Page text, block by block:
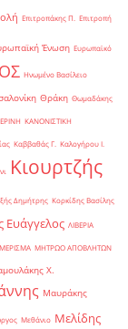
Επιτροπάκης Π. Επιτροπή
Ένωση Ευρωπαϊκό
Ηνωμένο Βασίλειο
Θράκη Θωμαδάκης
ΚΑΝΟΝΙΣΤΙΚΗ
Καββαθάς Γ. Καλογήρου Ι.
Κιουρτζής
Δημήτρης Κορκίδης Βασίλης
Ευάγγελος ΛΙΒΕΡΙΑ
ΜΕΡΙΣΜΑ ΜΗΤΡΩΟ ΑΠΟΒΛΗΤΩΝ
Χ.
Μαυράκης
Μεθάνιο Μελίδης